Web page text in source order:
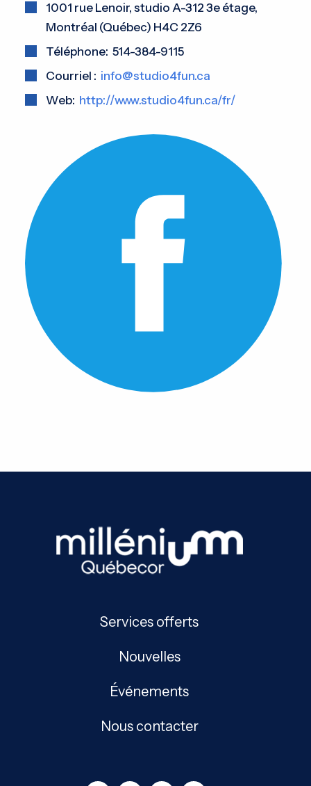
1001 rue Lenoir, studio A-312 3e étage,
Montréal (Québec) H4C 2Z6
Téléphone: 514-384-9115
Courriel : info@studio4fun.ca
Web: http://www.studio4fun.ca/fr/
Services offerts
Nouvelles
Événements
Nous contacter